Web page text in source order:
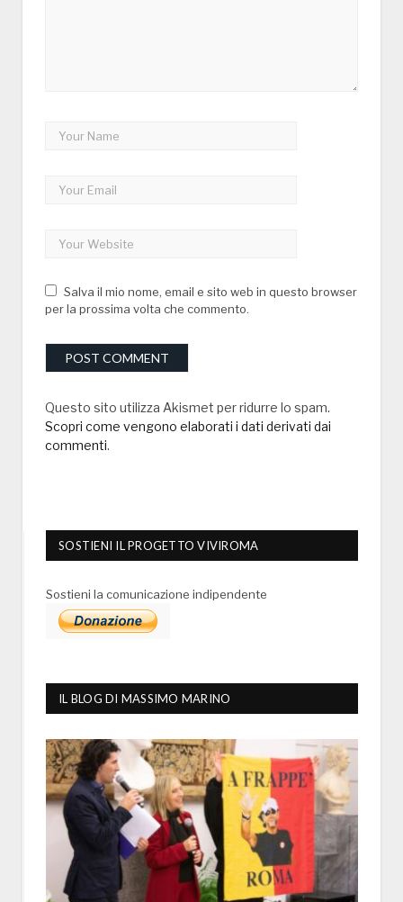
Salva il mio nome, email e sito web in questo browser
per la prossima volta che commento.
Questo sito utilizza Akismet per ridurre lo spam.
Scopri come vengono elaborati i dati derivati dai
commenti.
SOSTIENI IL PROGETTO VIVIROMA
Sostieni la comunicazione indipendente
IL BLOG DI MASSIMO MARINO